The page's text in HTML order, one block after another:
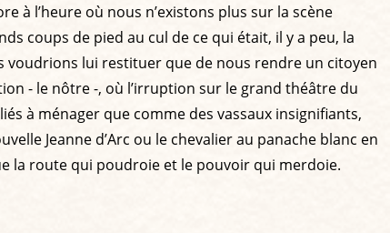
à l’heure où nous n’existons plus sur la scène
coups de pied au cul de ce qui était, il y a peu, la
voudrions lui restituer que de nous rendre un citoyen
- le nôtre -, où l’irruption sur le grand théâtre du
à ménager que comme des vassaux insignifiants,
Jeanne d’Arc ou le chevalier au panache blanc en
la route qui poudroie et le pouvoir qui merdoie.